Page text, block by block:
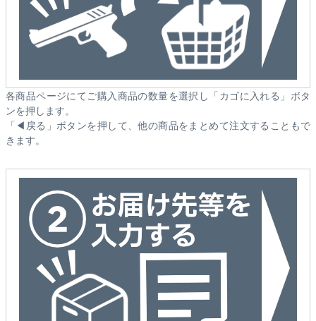
各商品ページにてご購入商品の数量を選択し「カゴに入れる」ボタ
ンを押します。
「◀戻る」ボタンを押して、他の商品をまとめて注文することもで
きます。